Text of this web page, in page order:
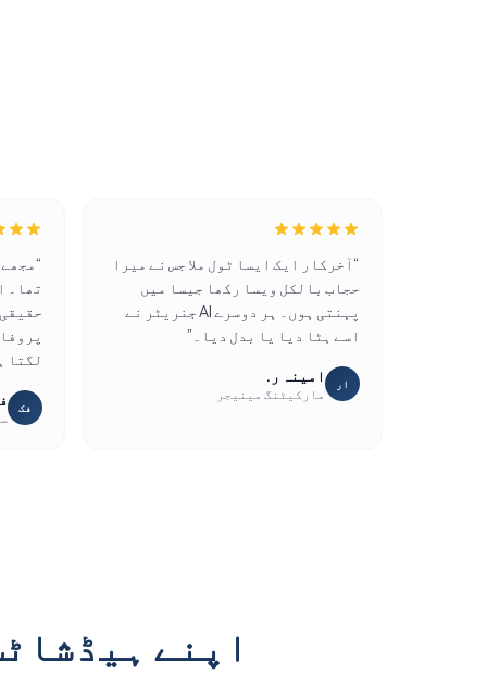
“آخرکار ایک ایسا ٹول ملا جس نے میرا
حجاب بالکل ویسا رکھا جیسا میں
پہنتی ہوں۔ ہر دوسرے AI جنریٹر نے
اسے ہٹا دیا یا بدل دیا۔ ”
ار امینہ ر.
مارکیٹنگ مینیجر
“
لگتا
فک
اپنے